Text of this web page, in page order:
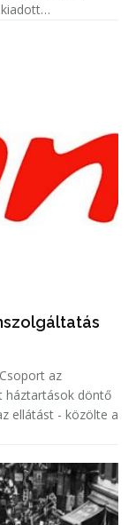
az
háztartások döntő
ellátást - közölte a